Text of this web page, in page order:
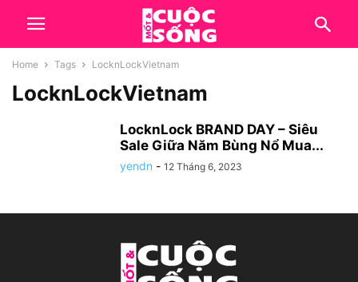
Home Tags LocknLockVietnam
LocknLockVietnam
LocknLock BRAND DAY – Siêu
Sale Giữa Năm Bùng Nổ Mua...
yendn - 12 Tháng 6, 2023